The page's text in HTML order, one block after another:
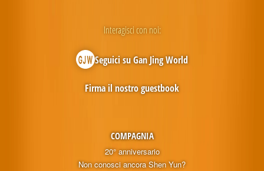
COMPAGNIA
20° anniversario
Non conosci ancora Shen Yun?
Interagisci con noi:
Seguici su Gan Jing World
Firma il nostro guestbook